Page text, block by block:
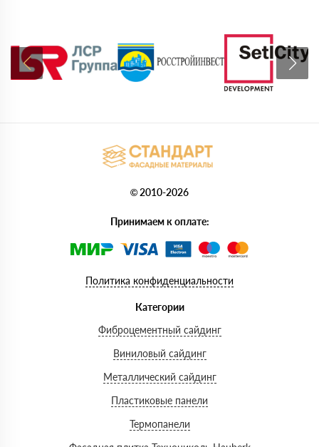
© 2010-2026
Принимаем к оплате:
Политика конфиденциальности
Категории
Фиброцементный сайдинг
Виниловый сайдинг
Металлический сайдинг
Пластиковые панели
Термопанели